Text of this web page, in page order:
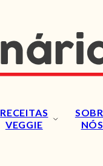
RECEITAS
VEGGIE
NÓS